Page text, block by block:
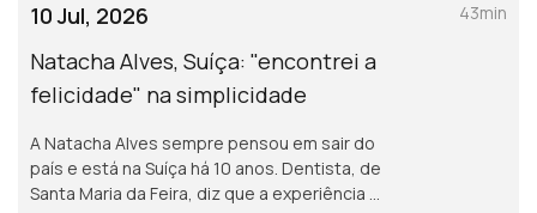
apaga as raízes.
10 Jul, 2026
Natacha Alves, Suíça: "encontrei a
felicidade" na simplicidade
A Natacha Alves sempre pensou em sair do
país e está na Suíça há 10 anos. Dentista, de
Santa Maria da Feira, diz que a experiência a
43min